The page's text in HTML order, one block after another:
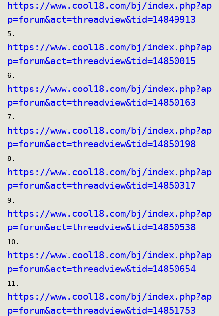
https://www.cool18.com/bj/index.php?ap
p=forum&act=threadview&tid=14849913
5.
https://www.cool18.com/bj/index.php?ap
p=forum&act=threadview&tid=14850015
6.
https://www.cool18.com/bj/index.php?ap
p=forum&act=threadview&tid=14850163
7.
https://www.cool18.com/bj/index.php?ap
p=forum&act=threadview&tid=14850198
8.
https://www.cool18.com/bj/index.php?ap
p=forum&act=threadview&tid=14850317
9.
https://www.cool18.com/bj/index.php?ap
p=forum&act=threadview&tid=14850538
10.
https://www.cool18.com/bj/index.php?ap
p=forum&act=threadview&tid=14850654
11.
https://www.cool18.com/bj/index.php?ap
p=forum&act=threadview&tid=14851753